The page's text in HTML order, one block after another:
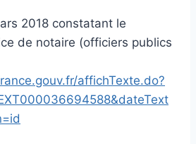
2018 constatant le
de notaire (officiers publics
affichTexte.do?